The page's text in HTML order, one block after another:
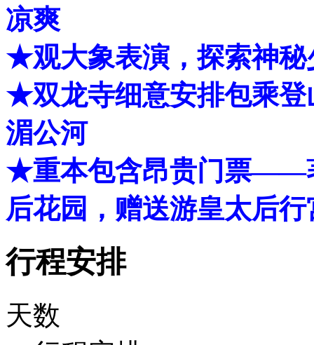
凉爽
★观大象表演，探索神秘
★双龙寺细意安排包乘登
湄公河
★重本包含昂贵门票——
后花园，赠送游皇太后行
行程安排
天数